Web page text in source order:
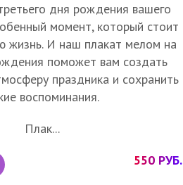
дня рождения вашего
момент, который стоит
жизнь. И наш плакат мелом на
поможет вам создать
праздника и сохранить
воспоминания.
Плак...
550 РУБ.